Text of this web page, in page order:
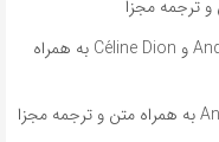
آهنگ ایتالیایی The Prayer از Andrea Bocelli و Céline Dion به همراه